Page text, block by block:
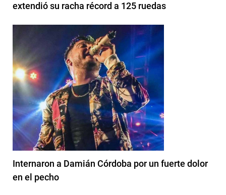
extendió su racha récord a 125 ruedas
Internaron a Damián Córdoba por un fuerte dolor
en el pecho